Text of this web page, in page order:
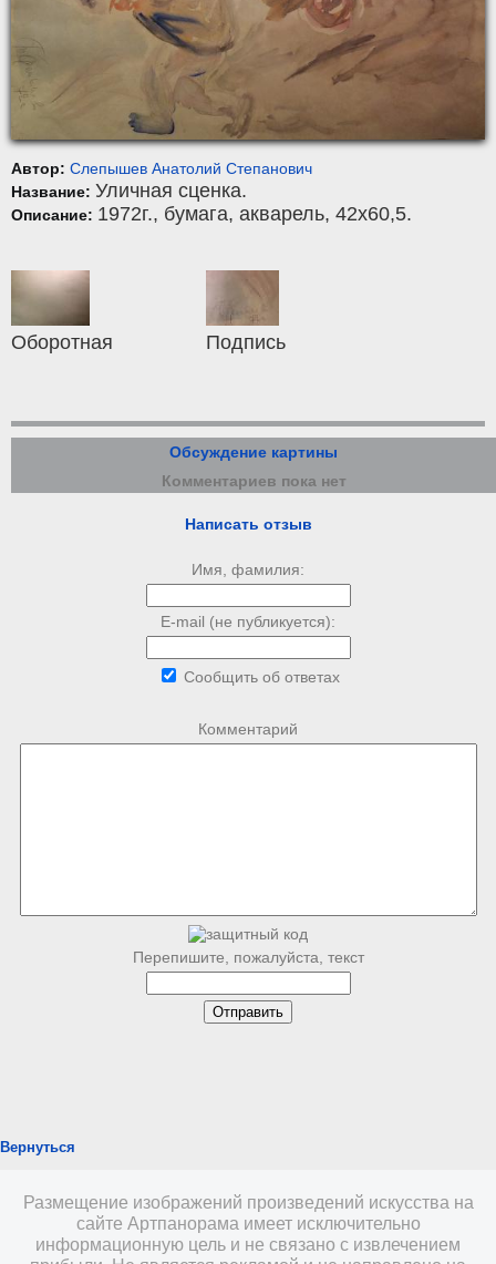
Автор: Слепышев Анатолий Степанович
Название: Уличная сценка.
Описание: 1972г., бумага, акварель, 42x60,5.
Оборотная Подпись
Обсуждение картины
Комментариев пока нет
Написать отзыв
Имя, фамилия:
E-mail (не публикуется):
Сообщить об ответах
Комментарий
Перепишите, пожалуйста, текст
Вернуться
Размещение изображений произведений искусства на
сайте Артпанорама имеет исключительно
информационную цель и не связано с извлечением